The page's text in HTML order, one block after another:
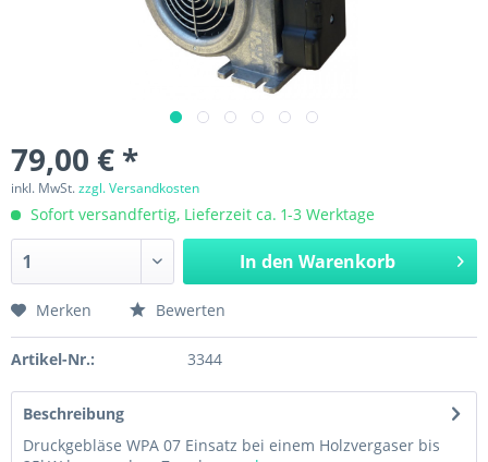
79,00 € *
inkl. MwSt.zzgl. Versandkosten
Sofort versandfertig, Lieferzeit ca. 1-3 Werktage
In den Warenkorb
Merken Bewerten
Artikel-Nr.: 3344
Beschreibung
Druckgebläse WPA 07 Einsatz bei einem Holzvergaser bis